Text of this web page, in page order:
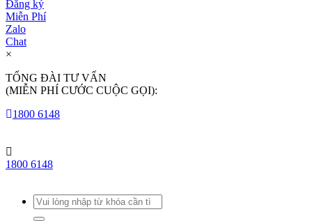
Đăng ký
Miễn Phí
Zalo
Chat
×
TỔNG ĐÀI TƯ VẤN
(MIỄN PHÍ CƯỚC CUỘC GỌI):
1800 6148
1800 6148